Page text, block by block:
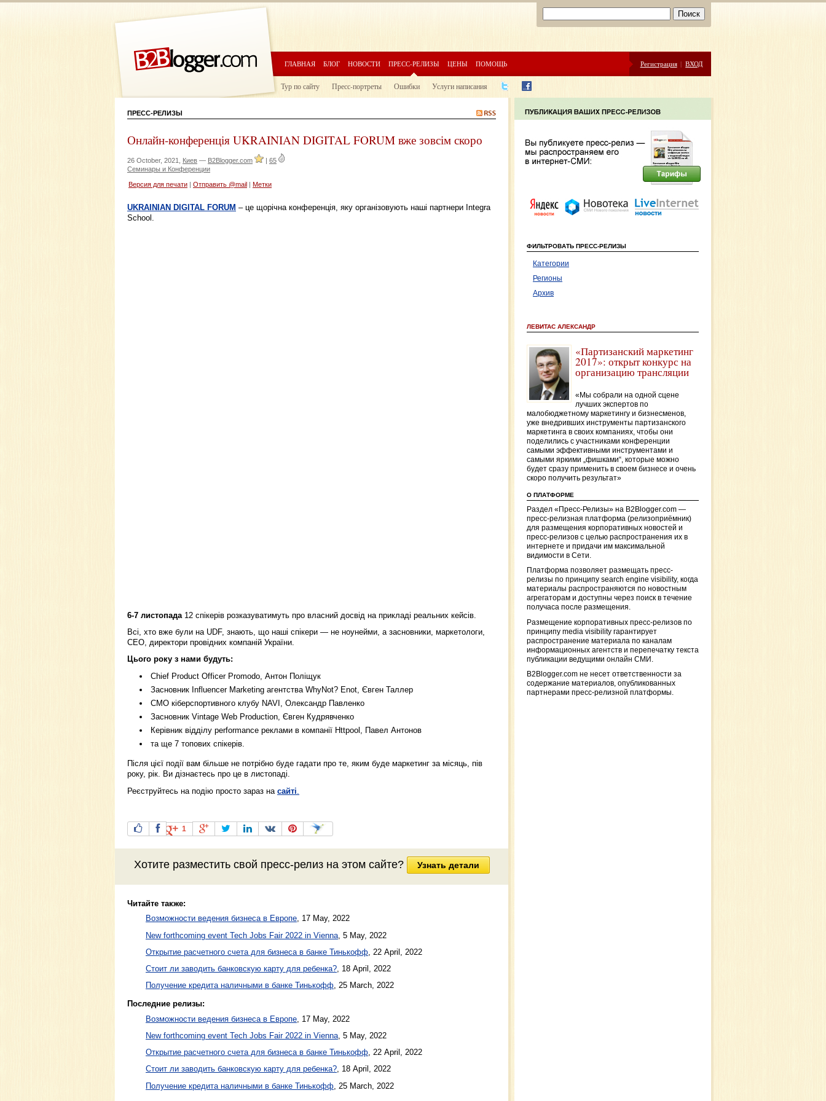
ГЛАВНАЯ БЛОГ НОВОСТИ ПРЕСС-РЕЛИЗЫ ЦЕНЫ ПОМОЩЬ Регистрация | ВХОД
Тур по сайту Пресс-портреты Ошибки Услуги написания
ПРЕСС-РЕЛИЗЫ
Онлайн-конференція UKRAINIAN DIGITAL FORUM вже зовсім скоро
26 October, 2021, Киев — B2Blogger.com | 65
Семинары и Конференции
Версия для печати Отправить @mail Метки
UKRAINIAN DIGITAL FORUM – це щорічна конференція, яку організовують наші партнери Integra
School.
6-7 листопада 12 спікерів розказуватимуть про власний досвід на прикладі реальних кейсів.
Всі, хто вже були на UDF, знають, що наші спікери — не ноунейми, а засновники, маркетологи,
CEO, директори провідних компаній України.
Цього року з нами будуть:
Chief Product Officer Promodo, Антон Поліщук
Засновник Influencer Marketing агентства WhyNot? Enot, Євген Таллер
CMO кіберспортивного клубу NAVI, Олександр Павленко
Засновник Vintage Web Production, Євген Кудрявченко
Керівник відділу performance реклами в компанії Httpool, Павел Антонов
та ще 7 топових спікерів.
Після цієї події вам більше не потрібно буде гадати про те, яким буде маркетинг за місяць, пів
року, рік. Ви дізнаєтесь про це в листопаді.
Реєструйтесь на подію просто зараз на сайті
1
Хотите разместить свой пресс-релиз на этом сайте? Узнать детали
Читайте также:
Возможности ведения бизнеса в Европе, 17 May, 2022
New forthcoming event Tech Jobs Fair 2022 in Vienna 5 May, 2022
Открытие расчетного счета для бизнеса в банке Тинькофф 22 April, 2022
Стоит ли заводить банковскую карту для ребенка? 18 April, 2022
Получение кредита наличными в банке Тинькофф, 25 March, 2022
Последние релизы:
Возможности ведения бизнеса в Европе , 17 May, 2022
New forthcoming event Tech Jobs Fair 2022 in Vienna , 5 May, 2022
Открытие расчетного счета для бизнеса в банке Тинькофф, 22 April, 2022
Стоит ли заводить банковскую карту для ребенка?, 18 April, 2022
Получение кредита наличными в банке Тинькофф , 25 March, 2022
ФИЛЬТРОВАТЬ ПРЕСС-РЕЛИЗЫ
Категории
Регионы
Архив
ЛЕВИТАС АЛЕКСАНДР
«Партизанский маркетинг
2017»: открыт конкурс на
организацию трансляции
«Мы собрали на одной сцене
лучших экспертов по
малобюджетному маркетингу и бизнесменов,
уже внедривших инструменты партизанского
маркетинга в своих компаниях, чтобы они
поделились с участниками конференции
самыми эффективными инструментами и
самыми яркими „фишками“, которые можно
будет сразу применить в своем бизнесе и очень
скоро получить результат»
О ПЛАТФОРМЕ
Раздел «Пресс-Релизы» на B2Blogger.com —
пресс-релизная платформа (релизоприёмник)
для размещения корпоративных новостей и
пресс-релизов с целью распространения их в
интернете и придачи им максимальной
видимости в Сети.
Платформа позволяет размещать пресс-
релизы по принципу search engine visibility, когда
материалы распространяются по новостным
агрегаторам и доступны через поиск в течение
получаса после размещения.
Размещение корпоративных пресс-релизов по
принципу media visibility гарантирует
распространение материала по каналам
информационных агентств и перепечатку текста
публикации ведущими онлайн СМИ.
B2Blogger.com не несет ответственности за
содержание материалов, опубликованных
партнерами пресс-релизной платформы.